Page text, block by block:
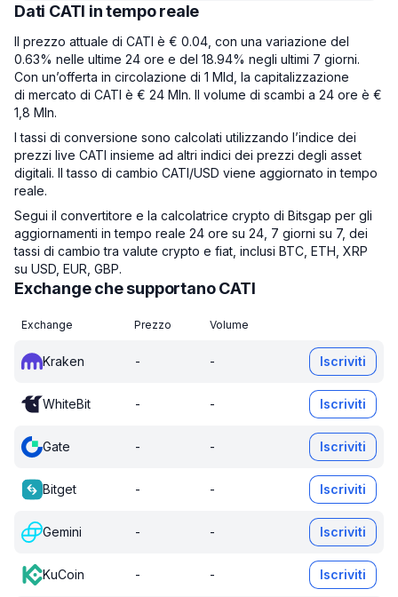
Dati CATI in tempo reale
Il prezzo attuale di CATI è € 0.04, con una variazione del
0.63% nelle ultime 24 ore e del 18.94% negli ultimi 7 giorni.
Con un’offerta in circolazione di 1 Mld, la capitalizzazione
di mercato di CATI è € 24 Mln. Il volume di scambi a 24 ore è €
1,8 Mln.
I tassi di conversione sono calcolati utilizzando l’indice dei
prezzi live CATI insieme ad altri indici dei prezzi degli asset
digitali. Il tasso di cambio CATI/USD viene aggiornato in tempo
reale.
Segui il convertitore e la calcolatrice crypto di Bitsgap per gli
aggiornamenti in tempo reale 24 ore su 24, 7 giorni su 7, dei
tassi di cambio tra valute crypto e fiat, inclusi BTC, ETH, XRP
su USD, EUR, GBP.
Exchange che supportano CATI
Exchange Prezzo Volume
Kraken - - Iscriviti
WhiteBit - - Iscriviti
Gate - - Iscriviti
Bitget - - Iscriviti
Gemini - - Iscriviti
KuCoin - - Iscriviti